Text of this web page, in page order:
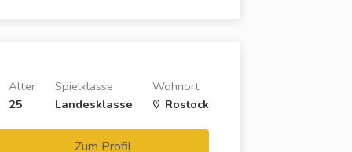
Wohnort
Rostock
Spielklasse
Landesklasse
Alter
25
Zum Profil